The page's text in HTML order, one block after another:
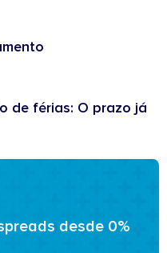
de férias: O prazo já
desde 0%